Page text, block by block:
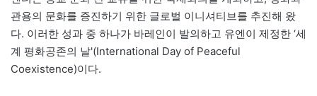
관용의 문화를 증진하기 위한 글로벌 이니셔티브를 추진해 왔
다. 이러한 성과 중 하나가 바레인이 발의하고 유엔이 제정한 ‘세
계 평화공존의 날'(International Day of Peaceful
Coexistence)이다.